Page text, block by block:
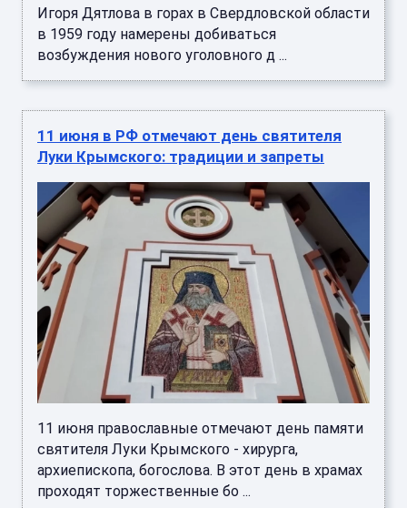
Игоря Дятлова в горах в Свердловской области
в 1959 году намерены добиваться
возбуждения нового уголовного д ...
11 июня в РФ отмечают день святителя
Луки Крымского: традиции и запреты
11 июня православные отмечают день памяти
святителя Луки Крымского - хирурга,
архиепископа, богослова. В этот день в храмах
проходят торжественные бо ...